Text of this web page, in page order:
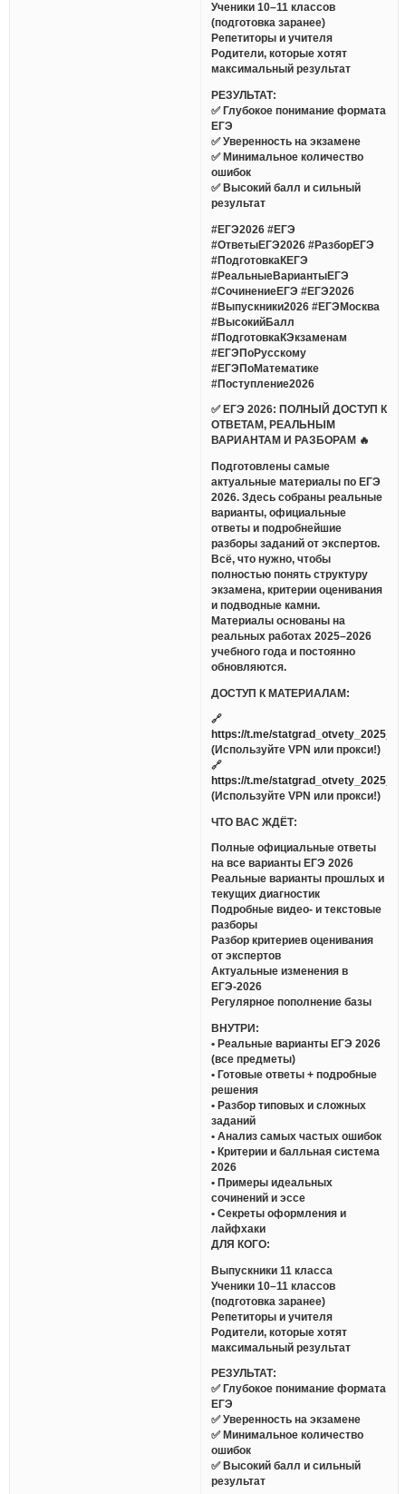
Ученики 10–11 классов
(подготовка заранее)
Репетиторы и учителя
Родители, которые хотят
максимальный результат
РЕЗУЛЬТАТ:
✅ Глубокое понимание формата
ЕГЭ
✅ Уверенность на экзамене
✅ Минимальное количество
ошибок
✅ Высокий балл и сильный
результат
#ЕГЭ2026 #ЕГЭ
#ОтветыЕГЭ2026 #РазборЕГЭ
#ПодготовкаКЕГЭ
#РеальныеВариантыЕГЭ
#СочинениеЕГЭ #ЕГЭ2026
#Выпускники2026 #ЕГЭМосква
#ВысокийБалл
#ПодготовкаКЭкзаменам
#ЕГЭПоРусскому
#ЕГЭПоМатематике
#Поступление2026
✅ ЕГЭ 2026: ПОЛНЫЙ ДОСТУП К
ОТВЕТАМ, РЕАЛЬНЫМ
ВАРИАНТАМ И РАЗБОРАМ 🔥
Подготовлены самые
актуальные материалы по ЕГЭ
2026. Здесь собраны реальные
варианты, официальные
ответы и подробнейшие
разборы заданий от экспертов.
Всё, что нужно, чтобы
полностью понять структуру
экзамена, критерии оценивания
и подводные камни.
Материалы основаны на
реальных работах 2025–2026
учебного года и постоянно
обновляются.
ДОСТУП К МАТЕРИАЛАМ:
🔗
https://t.me/
(Используйте VPN или прокси!)
🔗
https://t.me/
(Используйте VPN или прокси!)
ЧТО ВАС ЖДЁТ:
Полные официальные ответы
на все варианты ЕГЭ 2026
Реальные варианты прошлых и
текущих диагностик
Подробные видео- и текстовые
разборы
Разбор критериев оценивания
от экспертов
Актуальные изменения в
ЕГЭ-2026
Регулярное пополнение базы
ВНУТРИ:
• Реальные варианты ЕГЭ 2026
(все предметы)
• Готовые ответы + подробные
решения
• Разбор типовых и сложных
заданий
• Анализ самых частых ошибок
• Критерии и балльная система
2026
• Примеры идеальных
сочинений и эссе
• Секреты оформления и
лайфхаки
ДЛЯ КОГО:
Выпускники 11 класса
Ученики 10–11 классов
(подготовка заранее)
Репетиторы и учителя
Родители, которые хотят
максимальный результат
РЕЗУЛЬТАТ:
✅ Глубокое понимание формата
ЕГЭ
✅ Уверенность на экзамене
✅ Минимальное количество
ошибок
✅ Высокий балл и сильный
результат